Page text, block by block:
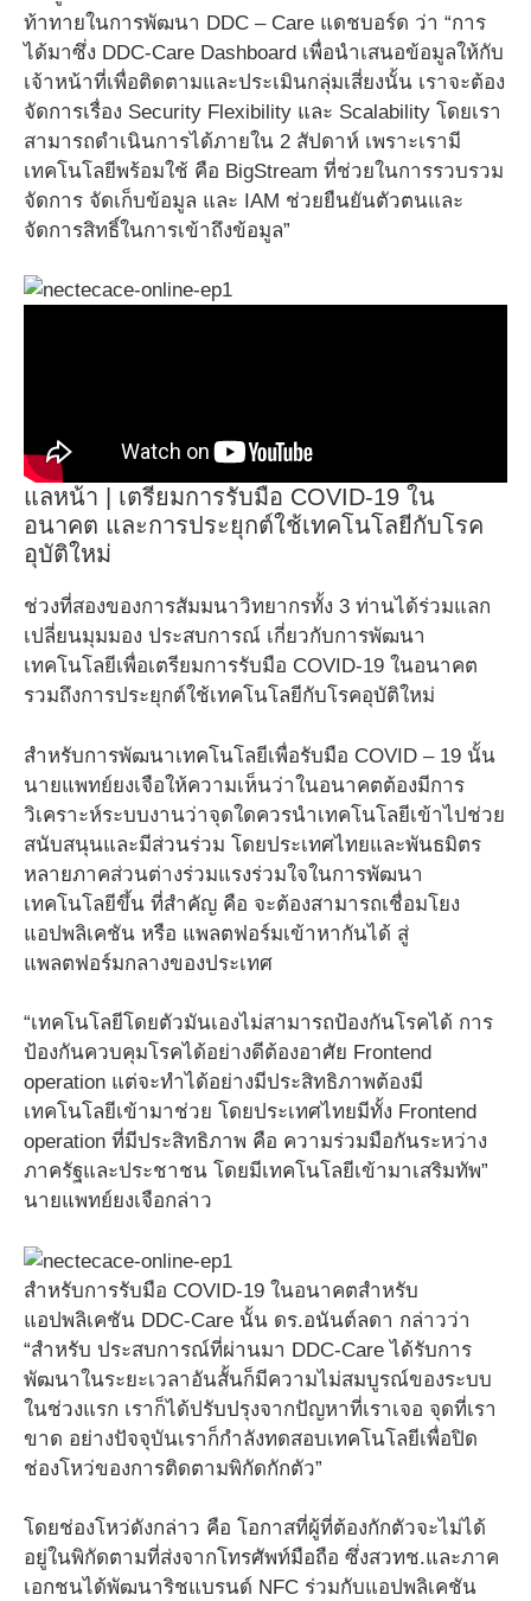
ท้าทายในการพัฒนา DDC – Care แดชบอร์ด ว่า “การ
ได้มาซึ่ง DDC-Care Dashboard เพื่อนำเสนอข้อมูลให้กับ
เจ้าหน้าที่เพื่อติดตามและประเมินกลุ่มเสี่ยงนั้น เราจะต้อง
จัดการเรื่อง Security Flexibility และ Scalability โดยเรา
สามารถดำเนินการได้ภายใน 2 สัปดาห์ เพราะเรามี
เทคโนโลยีพร้อมใช้ คือ BigStream ที่ช่วยในการรวบรวม
จัดการ จัดเก็บข้อมูล และ IAM ช่วยยืนยันตัวตนและ
จัดการสิทธิ์ในการเข้าถึงข้อมูล”
แลหน้า | เตรียมการรับมือ COVID-19 ใน
อนาคต และการประยุกต์ใช้เทคโนโลยีกับโรค
อุบัติใหม่
ช่วงที่สองของการสัมมนาวิทยากรทั้ง 3 ท่านได้ร่วมแลก
เปลี่ยนมุมมอง ประสบการณ์ เกี่ยวกับการพัฒนา
เทคโนโลยีเพื่อเตรียมการรับมือ COVID-19 ในอนาคต
รวมถึงการประยุกต์ใช้เทคโนโลยีกับโรคอุบัติใหม่
สำหรับการพัฒนาเทคโนโลยีเพื่อรับมือ COVID – 19 นั้น
นายแพทย์ยงเจือให้ความเห็นว่าในอนาคตต้องมีการ
วิเคราะห์ระบบงานว่าจุดใดควรนำเทคโนโลยีเข้าไปช่วย
สนับสนุนและมีส่วนร่วม โดยประเทศไทยและพันธมิตร
หลายภาคส่วนต่างร่วมแรงร่วมใจในการพัฒนา
เทคโนโลยีขึ้น ที่สำคัญ คือ จะต้องสามารถเชื่อมโยง
แอปพลิเคชัน หรือ แพลตฟอร์มเข้าหากันได้ สู่
แพลตฟอร์มกลางของประเทศ
“เทคโนโลยีโดยตัวมันเองไม่สามารถป้องกันโรคได้ การ
ป้องกันควบคุมโรคได้อย่างดีต้องอาศัย Frontend
operation แต่จะทำได้อย่างมีประสิทธิภาพต้องมี
เทคโนโลยีเข้ามาช่วย โดยประเทศไทยมีทั้ง Frontend
operation ที่มีประสิทธิภาพ คือ ความร่วมมือกันระหว่าง
ภาครัฐและประชาชน โดยมีเทคโนโลยีเข้ามาเสริมทัพ”
นายแพทย์ยงเจือกล่าว
สำหรับการรับมือ COVID-19 ในอนาคตสำหรับ
แอปพลิเคชัน DDC-Care นั้น ดร.อนันต์ลดา กล่าวว่า
“สำหรับ ประสบการณ์ที่ผ่านมา DDC-Care ได้รับการ
พัฒนาในระยะเวลาอันสั้นก็มีความไม่สมบูรณ์ของระบบ
ในช่วงแรก เราก็ได้ปรับปรุงจากปัญหาที่เราเจอ จุดที่เรา
ขาด อย่างปัจจุบันเราก็กำลังทดสอบเทคโนโลยีเพื่อปิด
ช่องโหว่ของการติดตามพิกัดกักตัว”
โดยช่องโหว่ดังกล่าว คือ โอกาสที่ผู้ที่ต้องกักตัวจะไม่ได้
อยู่ในพิกัดตามที่ส่งจากโทรศัพท์มือถือ ซึ่งสวทช.และภาค
เอกชนได้พัฒนาริชแบรนด์ NFC ร่วมกับแอปพลิเคชัน